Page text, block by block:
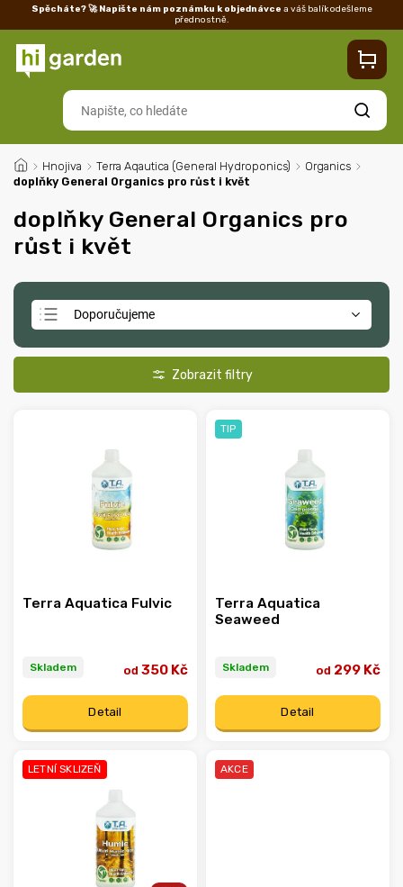
Spěcháte? 🚀 Napište nám poznámku k objednávce a váš balík odešleme
přednostně.
Vrácení/reklamace
Hledat
/ Hnojiva / Terra Aqautica (General Hydroponics) / Organics /
doplňky General Organics pro růst i květ
doplňky General Organics pro
růst i květ
Doporučujeme
Terra Aquatica Fulvic
Skladem od 350 Kč
Detail
TIP
Terra Aquatica
Seaweed
Skladem od 299 Kč
Detail
LETNÍ SKLIZEŇ AKCE